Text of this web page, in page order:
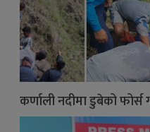
कर्णाली नदीमा डुबेको फोर्स